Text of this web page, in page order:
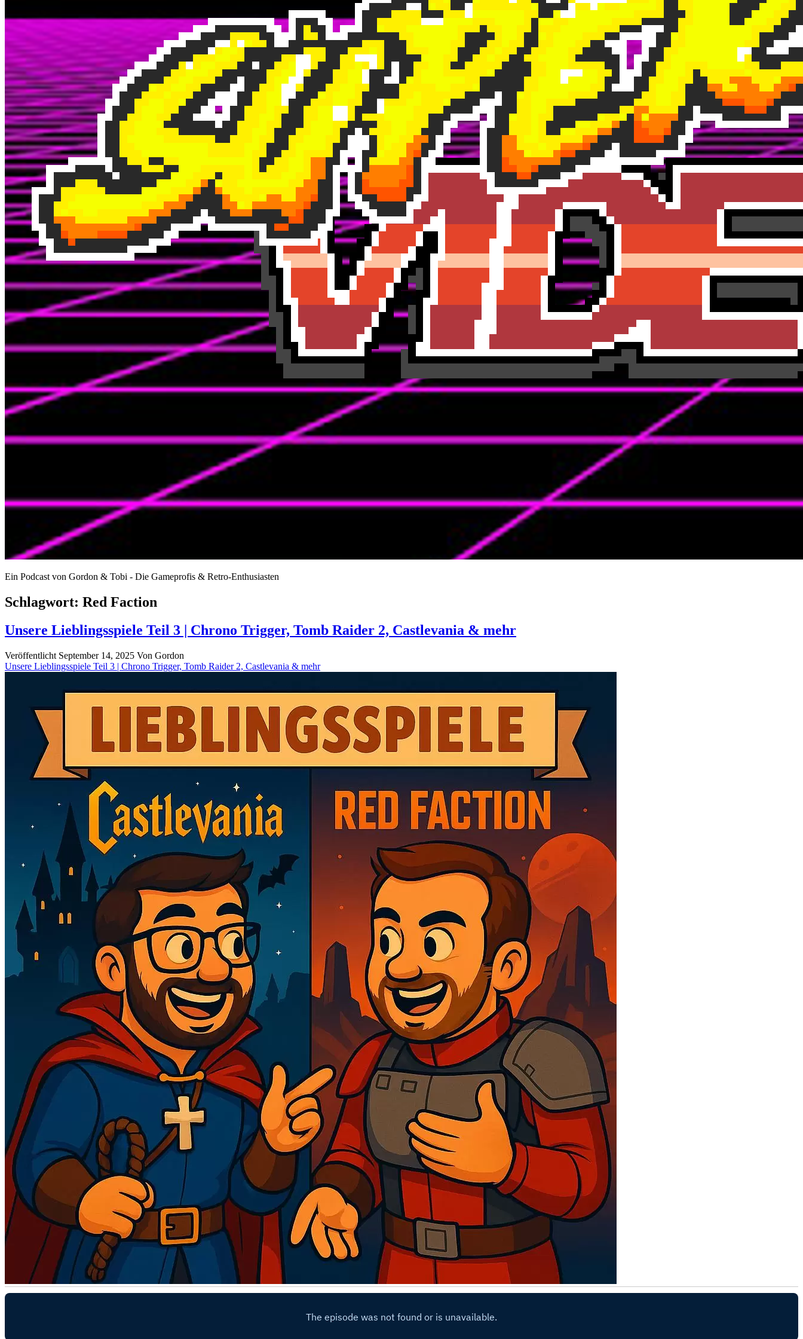
Ein Podcast von Gordon & Tobi - Die Gameprofis & Retro-Enthusiasten
Schlagwort: Red Faction
Unsere Lieblingsspiele Teil 3 | Chrono Trigger, Tomb Raider 2, Castlevania & mehr
Veröffentlicht September 14, 2025 Von Gordon
Unsere Lieblingsspiele Teil 3 | Chrono Trigger, Tomb Raider 2, Castlevania & mehr